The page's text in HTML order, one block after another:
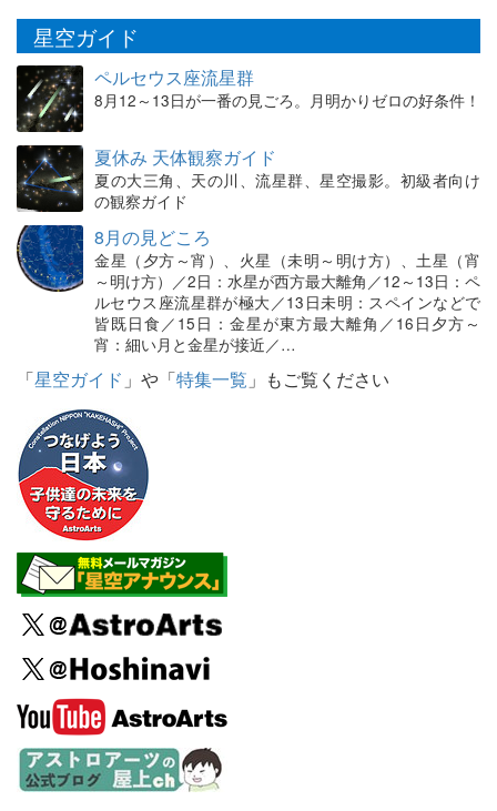
星空ガイド
ペルセウス座流星群
8月12～13日が一番の見ごろ。月明かりゼロの好条件！
夏休み 天体観察ガイド
夏の大三角、天の川、流星群、星空撮影。初級者向け
の観察ガイド
8月の見どころ
金星（夕方～宵）、火星（未明～明け方）、土星（宵
～明け方）／2日：水星が西方最大離角／12～13日：ペ
ルセウス座流星群が極大／13日未明：スペインなどで
皆既日食／15日：金星が東方最大離角／16日夕方～
宵：細い月と金星が接近／…
「星空ガイド 」や「特集一覧 」もご覧ください